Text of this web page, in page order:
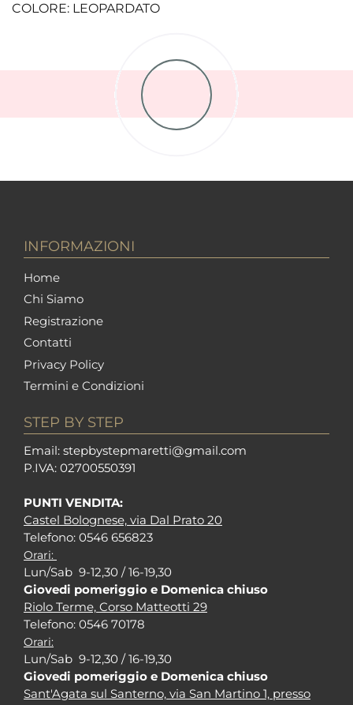
COLORE: LEOPARDATO
INFORMAZIONI
Home
Chi Siamo
Registrazione
Contatti
Privacy Policy
Termini e Condizioni
STEP BY STEP
Email: stepbystepmaretti@gmail.com
P.IVA: 02700550391
PUNTI VENDITA:
Castel Bolognese, via Dal Prato 20
Telefono: 0546 656823
Orari:
Lun/Sab 9-12,30 / 16-19,30
Giovedi pomeriggio e Domenica chiuso
Riolo Terme, Corso Matteotti 29
Telefono: 0546 70178
Orari:
Lun/Sab 9-12,30 / 16-19,30
Giovedi pomeriggio e Domenica chiuso
Sant'Agata sul Santerno, via San Martino 1, presso